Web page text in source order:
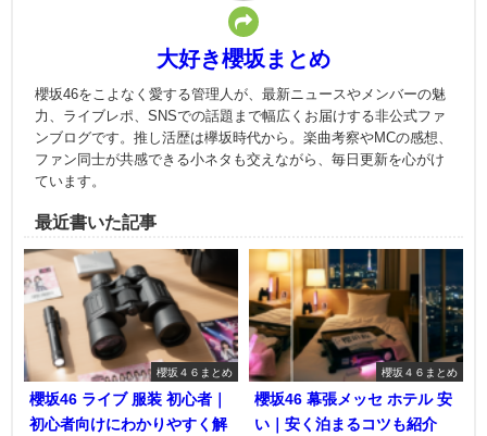
大好き櫻坂まとめ
櫻坂46をこよなく愛する管理人が、最新ニュースやメンバーの魅
力、ライブレポ、SNSでの話題まで幅広くお届けする非公式ファ
ンブログです。推し活歴は欅坂時代から。楽曲考察やMCの感想、
ファン同士が共感できる小ネタも交えながら、毎日更新を心がけ
ています。
最近書いた記事
櫻坂４６まとめ
櫻坂46 ライブ 服装 初心者｜
初心者向けにわかりやすく解
櫻坂４６まとめ
櫻坂46 幕張メッセ ホテル 安
い｜安く泊まるコツも紹介